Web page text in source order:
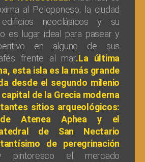
al Peloponeso; la ciudad
neoclásicos y su
es lugar ideal para pasear y
en alguno de sus
frente al mar.La última
esta isla es la más grande
desde el segundo milenio
de la Grecia moderna
sitios arqueológicos:
Atenea Aphea y el
de San Nectario
de peregrinación
pintoresco el mercado